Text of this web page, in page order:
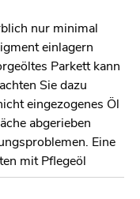
nur minimal
einlagern
Parkett kann
Sie dazu
eingezogenes Öl
abgerieben
Eine
mit Pflegeöl
und - pflege mit